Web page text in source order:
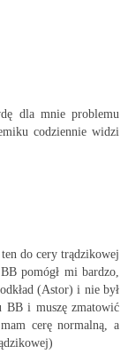
dla mnie problemu
codziennie widzi
do cery trądzikowej
pomógł mi bardzo,
(Astor) i nie był
BB i muszę zmatowić
cerę normalną, a